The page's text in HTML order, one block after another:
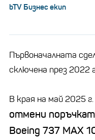
bTV Бизнес екип
Първоначалната
сключена през 2022
В края на май 2025
отмени
Boeing 737 MAX